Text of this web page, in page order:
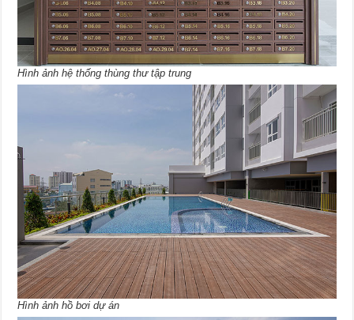
Hình ảnh hệ thống thùng thư tập trung
Hình ảnh hồ bơi dự án